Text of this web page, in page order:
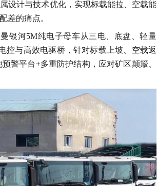
设计与技术优化，实现标载能拉、空载能
差的痛点。
银河5M纯电子母车从三电、底盘、轻量
控与高效电驱桥，针对标载上坡、空载返
警平台+多重防护结构，应对矿区颠簸、